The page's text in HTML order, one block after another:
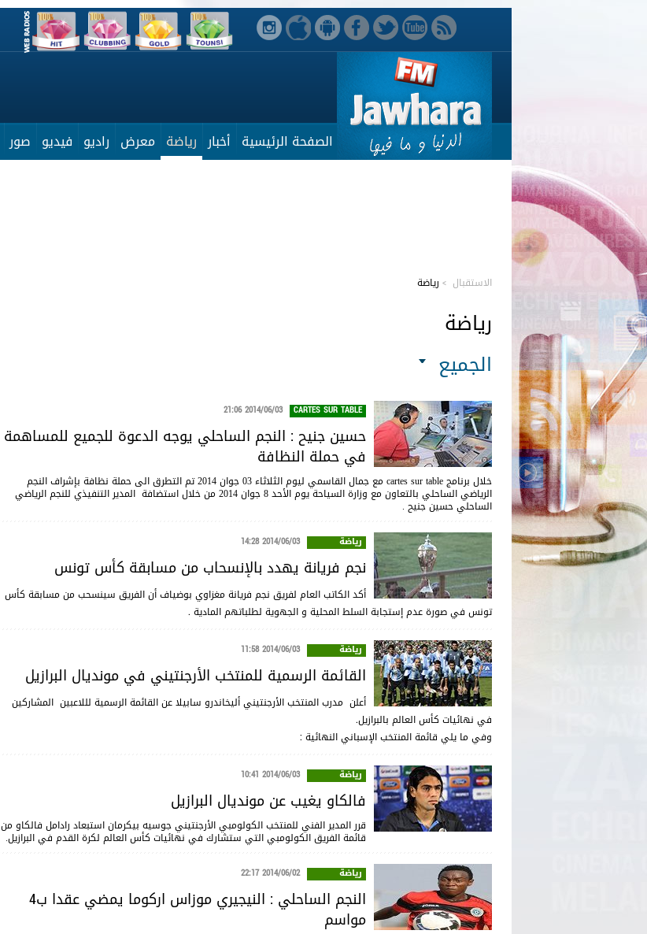
الصفحة الرئيسية أخبار رياضة معرض راديو فيديو صور
الاستقبال > رياضة
رياضة
الجميع
CARTES SUR TABLE
2014/06/03 21:06
حسين جنيح : النجم الساحلي يوجه الدعوة للجميع للمساهمة
في حملة النظافة
خلال برنامج cartes sur table مع جمال القاسمي ليوم الثلاثاء 03 جوان 2014 تم التطرق الى حملة نظافة بإشراف النجم
الرياضي الساحلي بالتعاون مع وزارة السياحة يوم الأحد 8 جوان 2014 من خلال استضافة المدير التنفيذي للنجم الرياضي
الساحلي حسين جنيح .
رياضة 2014/06/03 14:28
نجم فريانة يهدد بالإنسحاب من مسابقة كأس تونس
أكد الكاتب العام لفريق نجم فريانة مغزاوي بوضياف أن الفريق سينسحب من مسابقة كأس
تونس في صورة عدم إستجابة السلط المحلية و الجهوية لطلباتهم المادية .
رياضة 2014/06/03 11:58
القائمة الرسمية للمنتخب الأرجنتيني في مونديال البرازيل
أعلن مدرب المنتخب الأرجنتيني أليخاندرو سابيلا عن القائمة الرسمية لللاعبين المشاركين
في نهائيات كأس العالم بالبرازيل.
وفي ما يلي قائمة المنتخب الإسباني النهائية :
رياضة 2014/06/03 10:41
فالكاو يغيب عن مونديال البرازيل
قرر المدير الفني للمنتخب الكولومبي الأرجنتيني جوسيه بيكرمان استبعاد رادامل فالكاو من
قائمة الفريق الكولومبي التي ستشارك في نهائيات كأس العالم لكرة القدم في البرازيل.
رياضة 2014/06/02 22:17
النجم الساحلي : النيجيري موزاس اركوما يمضي عقدا ب4
مواسم